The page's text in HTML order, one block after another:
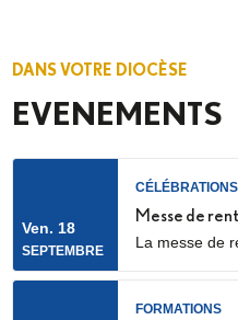
DANS VOTRE DIOCÈSE
EVENEMENTS
Ven. 18
SEPTEMBRE
CÉLÉBRATIONS
Messe de
mission des
La messe de
(28 Rue de
FORMATIONS